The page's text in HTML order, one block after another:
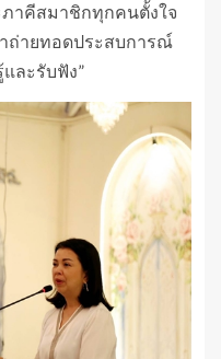
าคีสมาชิกทุกคนตั้งใจ
ถ่ายทอดประสบการณ์
ละรับฟัง”